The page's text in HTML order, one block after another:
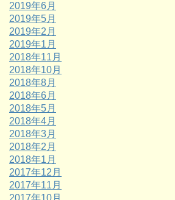
2019年6月
2019年5月
2019年2月
2019年1月
2018年11月
2018年10月
2018年8月
2018年6月
2018年5月
2018年4月
2018年3月
2018年2月
2018年1月
2017年12月
2017年11月
2017年10月